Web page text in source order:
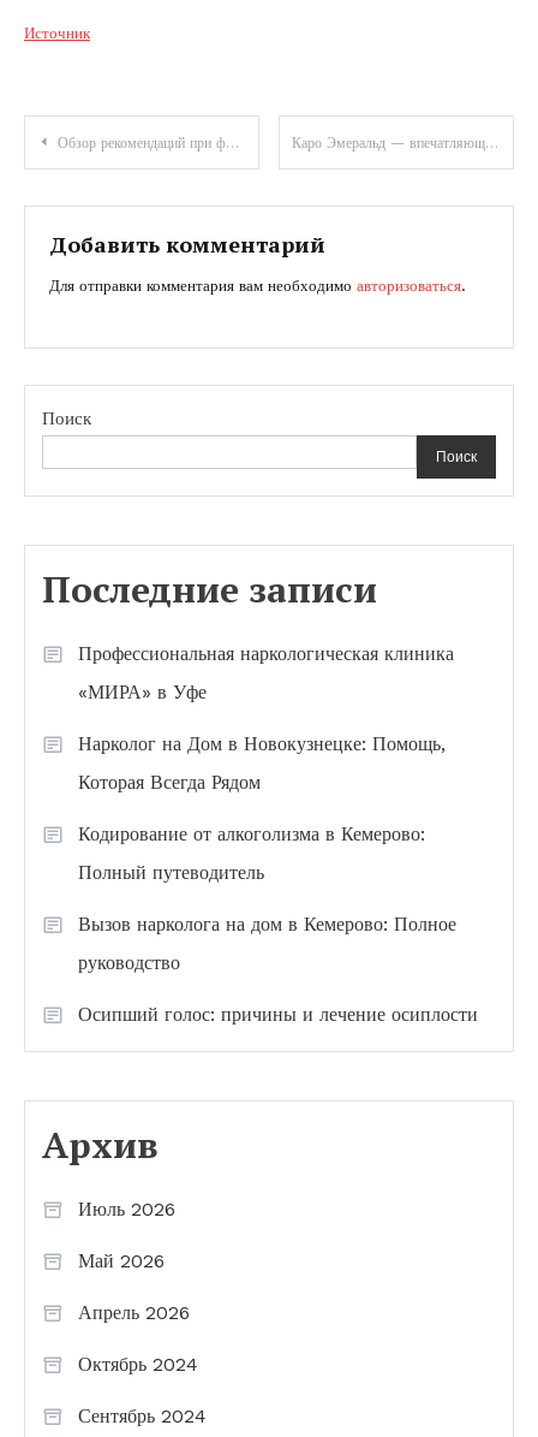
Источник
Навигация
по
записям
Обзор рекомендаций при фурункулезе: что можно и что нельзя делать Каро Эмеральд — впечатляющий путь модельера, предпринимателя и стилиста, олицетворяющего элегантность, талант и авантюризм!
Добавить комментарий
Для отправки комментария вам необходимо авторизоваться.
Поиск
Поиск
Последние записи
Профессиональная наркологическая клиника
«МИРА» в Уфе
Нарколог на Дом в Новокузнецке: Помощь,
Которая Всегда Рядом
Кодирование от алкоголизма в Кемерово:
Полный путеводитель
Вызов нарколога на дом в Кемерово: Полное
руководство
Осипший голос: причины и лечение осиплости
Архив
Июль 2026
Май 2026
Апрель 2026
Октябрь 2024
Сентябрь 2024